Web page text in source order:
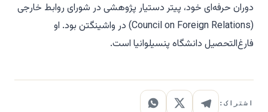
دوران حرفه‌ای خود، پیتر دستیار پژوهشی در شورای روابط خارجی
(Council on Foreign Relations) در واشینگتن بود. او
فارغ‌التحصیل دانشگاه پنسیلوانیا است.
اشتراک: